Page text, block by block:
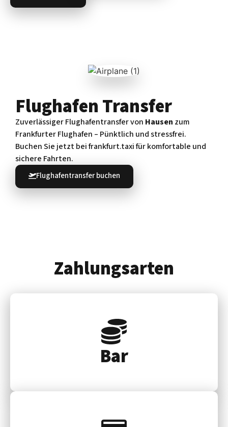
Flughafen Transfer
Zuverlässiger Flughafentransfer von Hausen zum
Frankfurter Flughafen – Pünktlich und stressfrei.
Buchen Sie jetzt bei frankfurt.taxi für komfortable und
sichere Fahrten.
Flughafentransfer buchen
Zahlungsarten
Bar